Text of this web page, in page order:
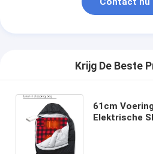
Krijg De Beste
61cm
Elektrische